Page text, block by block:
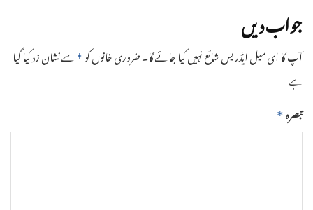
جواب دیں
آپ کا ای میل ایڈریس شائع نہیں کیا جائے گا۔ضروری خانوں کو* سے نشان زد کیا گیا
ہے
تبصرہ *